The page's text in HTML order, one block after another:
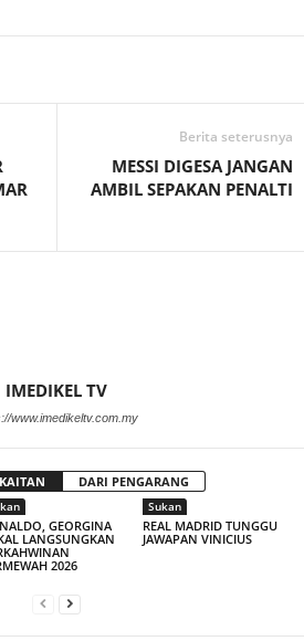
Berita seterusnya
MESSI DIGESA JANGAN
AMBIL SEPAKAN PENALTI
IMEDIKEL TV
www.imedikeltv.com.my
DARI PENGARANG
GEORGINA
LANGSUNGKAN
2026
Sukan
REAL MADRID TUNGGU
JAWAPAN VINICIUS